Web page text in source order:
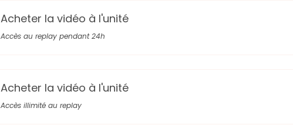
Acheter la vidéo à l'unité
Accès au replay pendant 24h
Acheter la vidéo à l'unité
Accès illimité au replay